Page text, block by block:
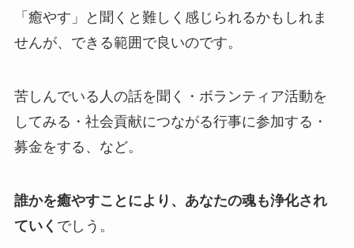
「癒やす」と聞くと難しく感じられるかもしれま
せんが、できる範囲で良いのです。
苦しんでいる人の話を聞く・ボランティア活動を
してみる・社会貢献につながる行事に参加する・
募金をする、など。
誰かを癒やすことにより、あなたの魂も浄化され
ていく でしう。